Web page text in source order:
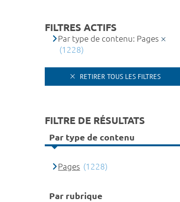
FILTRES ACTIFS
Par type de contenu: Pages
(1228)
RETIRER TOUS LES FILTRES
FILTRE DE RÉSULTATS
Par type de contenu
Pages (1228)
Par rubrique